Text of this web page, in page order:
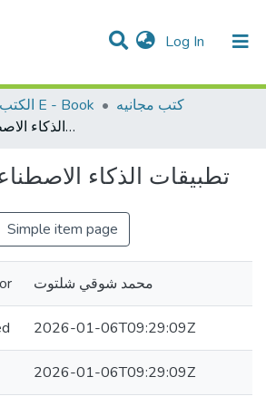
Log In (current)
& Collections
All of DSpace
الكتب الالكترونيه E - Book
كتب مجانيه
تطبيقات الذكاء الاصطناعي في التعليم
تطبيقات الذكاء
Simple item page
محمد شوقي شلتوت
2026-01-06T09:29:09Z
2026-01-06T09:29:09Z